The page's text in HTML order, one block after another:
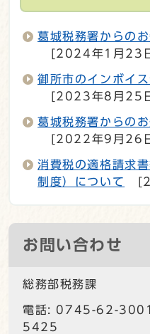
葛城税務署からの
[2024年1月23
御所市のインボイ
[2023年8月25
葛城税務署からの
[2022年9月26
消費税の適格請求
制度）について
お問い合わせ
総務部税務課
電話: 0745-62-
5425